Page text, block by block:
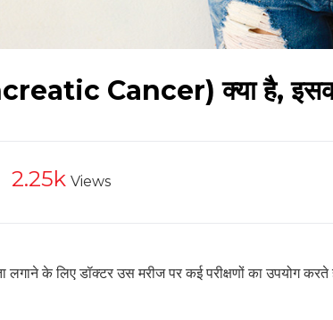
Cancer) क्या है,
2.25k Views
के लिए डॉक्टर उस मरीज पर कई परीक्षणों का उपयोग करते